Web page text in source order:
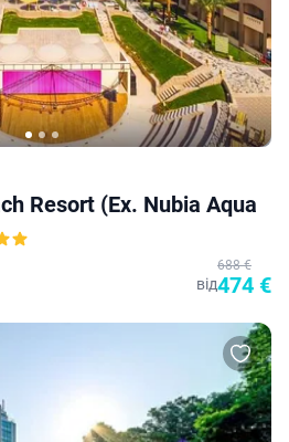
Resort (ex. Nubia Aqua
від
688 €
474 €